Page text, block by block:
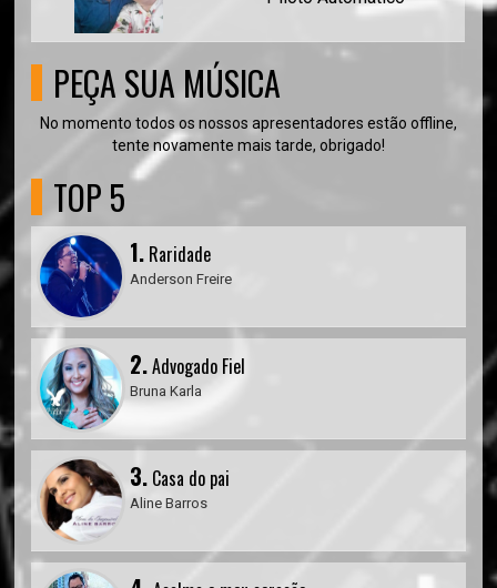
PEÇA SUA MÚSICA
No momento todos os nossos apresentadores estão offline,
tente novamente mais tarde, obrigado!
TOP 5
1. Raridade
Anderson Freire
2.Advogado Fiel
Bruna Karla
3. Casa do pai
Aline Barros